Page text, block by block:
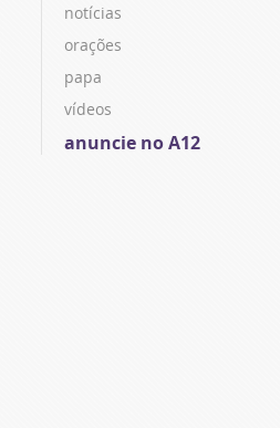
notícias
orações
papa
vídeos
anuncie no A12